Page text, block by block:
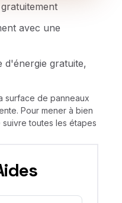
avec une
d'énergie gratuite,
surface de panneaux
Pour mener à bien
toutes les étapes